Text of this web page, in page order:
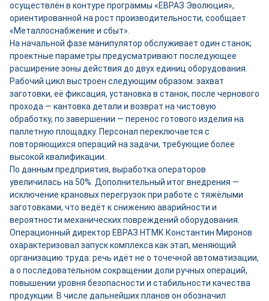
осуществлён в контуре программы «ЕВРАЗ Эволюция»,
ориентированной на рост производительности, сообщает
«Металлоснабжение и сбыт».
На начальной фазе манипулятор обслуживает один станок;
проектные параметры предусматривают последующее
расширение зоны действия до двух единиц оборудования.
Рабочий цикл выстроен следующим образом: захват
заготовки, её фиксация, установка в станок, после чернового
прохода — кантовка детали и возврат на чистовую
обработку, по завершении — перенос готового изделия на
паллетную площадку. Персонал переключается с
повторяющихся операций на задачи, требующие более
высокой квалификации.
По данным предприятия, выработка операторов
увеличилась на 50%. Дополнительный итог внедрения —
исключение крановых перегрузок при работе с тяжёлыми
заготовками, что ведёт к снижению аварийности и
вероятности механических повреждений оборудования.
Операционный директор ЕВРАЗ НТМК Константин Миронов
охарактеризовал запуск комплекса как этап, меняющий
организацию труда: речь идёт не о точечной автоматизации,
а о последовательном сокращении доли ручных операций,
повышении уровня безопасности и стабильности качества
продукции. В числе дальнейших планов он обозначил